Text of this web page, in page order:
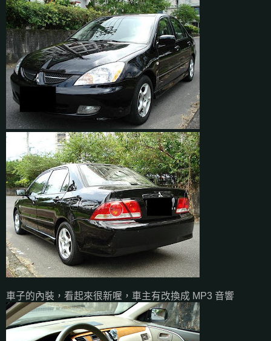
車子的內裝，看起來很新喔，車主有改換成 MP3 音響